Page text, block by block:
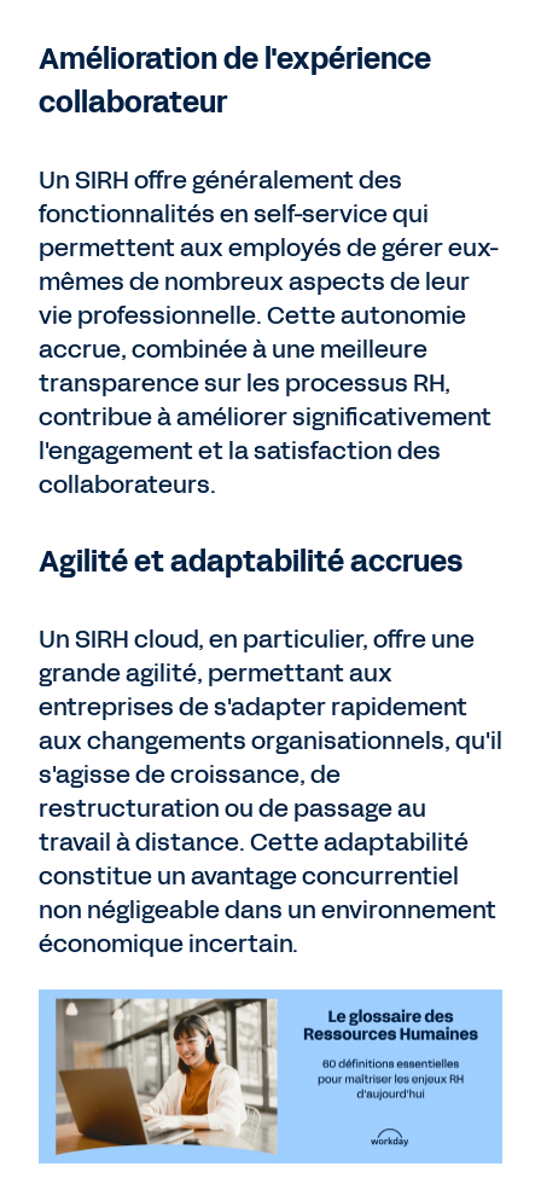
Amélioration de l'expérience
collaborateur
Un SIRH offre généralement des
fonctionnalités en self-service qui
permettent aux employés de gérer eux-
mêmes de nombreux aspects de leur
vie professionnelle. Cette autonomie
accrue, combinée à une meilleure
transparence sur les processus RH,
contribue à améliorer significativement
l'engagement et la satisfaction des
collaborateurs.
Agilité et adaptabilité accrues
Un SIRH cloud, en particulier, offre une
grande agilité, permettant aux
entreprises de s'adapter rapidement
aux changements organisationnels, qu'il
s'agisse de croissance, de
restructuration ou de passage au
travail à distance. Cette adaptabilité
constitue un avantage concurrentiel
non négligeable dans un environnement
économique incertain.